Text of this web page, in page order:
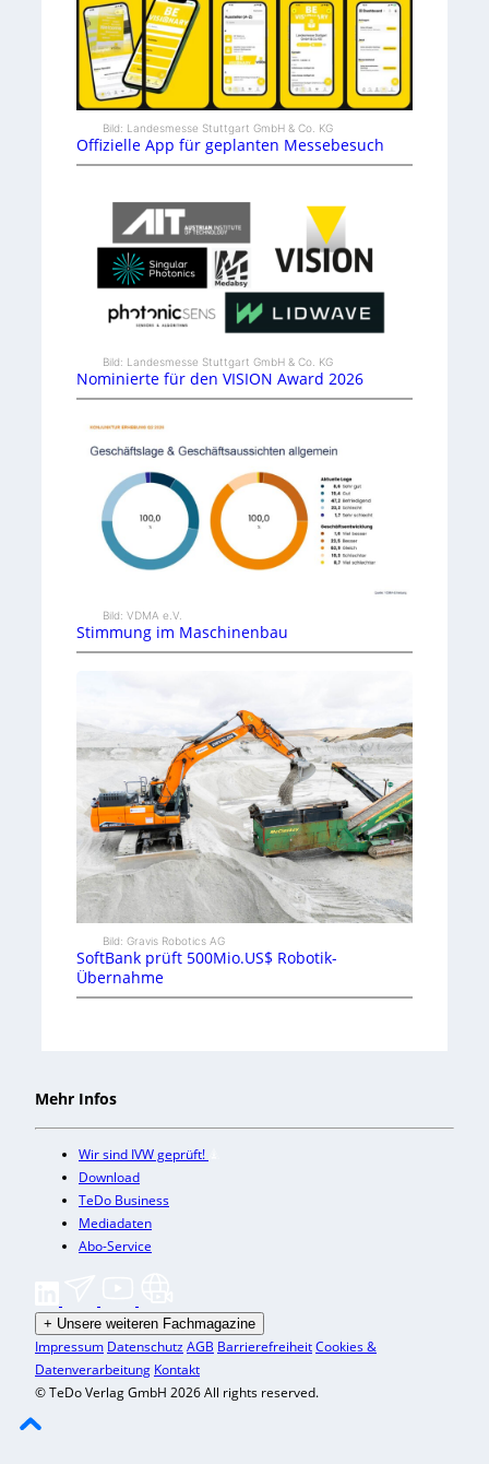
Bild: Landesmesse Stuttgart GmbH & Co. KG
Offizielle App für geplanten Messebesuch
Bild: Landesmesse Stuttgart GmbH & Co. KG
Nominierte für den VISION Award 2026
Bild: VDMA e.V.
Stimmung im Maschinenbau
Bild: Gravis Robotics AG
SoftBank prüft 500Mio.US$ Robotik-
Übernahme
Mehr Infos
Wir sind IVW geprüft!
Download
TeDo Business
Mediadaten
Abo-Service
+ Unsere weiteren Fachmagazine
Impressum DatenschutzAGB BarrierefreiheitCookies &
Datenverarbeitung Kontakt
© TeDo Verlag GmbH 2026 All rights reserved.